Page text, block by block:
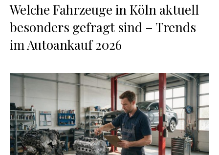
Welche Fahrzeuge in Köln aktuell
besonders gefragt sind – Trends
im Autoankauf 2026